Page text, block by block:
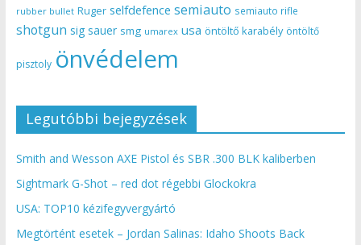
rubber bullet Ruger selfdefence semiauto semiauto rifle
shotgun sig sauer smg umarex usa öntöltő karabély öntöltő
pisztoly önvédelem
Legutóbbi bejegyzések
Smith and Wesson AXE Pistol és SBR .300 BLK kaliberben
Sightmark G-Shot – red dot régebbi Glockokra
USA: TOP10 kézifegyvergyártó
Megtörtént esetek – Jordan Salinas: Idaho Shoots Back